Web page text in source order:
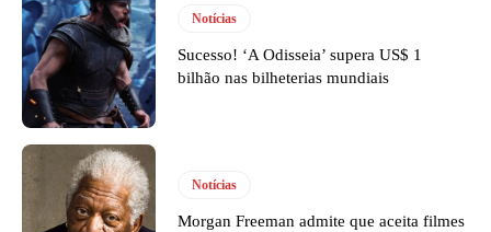
Notícias
Sucesso! ‘A Odisseia’ supera US$ 1
bilhão nas bilheterias mundiais
Notícias
Morgan Freeman admite que aceita filmes